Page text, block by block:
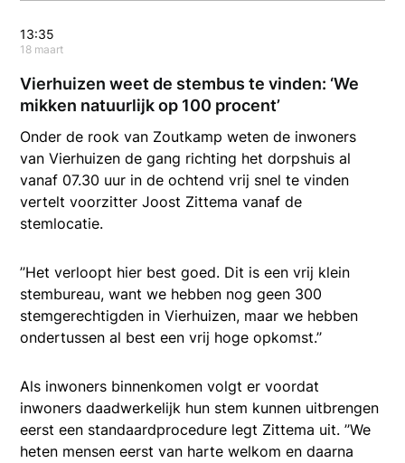
13:35
18 maart
Vierhuizen weet de stembus te vinden: ‘We
mikken natuurlijk op 100 procent’
Onder de rook van Zoutkamp weten de inwoners
van Vierhuizen de gang richting het dorpshuis al
vanaf 07.30 uur in de ochtend vrij snel te vinden
vertelt voorzitter Joost Zittema vanaf de
stemlocatie.
’’Het verloopt hier best goed. Dit is een vrij klein
stembureau, want we hebben nog geen 300
stemgerechtigden in Vierhuizen, maar we hebben
ondertussen al best een vrij hoge opkomst.’’
Als inwoners binnenkomen volgt er voordat
inwoners daadwerkelijk hun stem kunnen uitbrengen
eerst een standaardprocedure legt Zittema uit. ’’We
heten mensen eerst van harte welkom en daarna